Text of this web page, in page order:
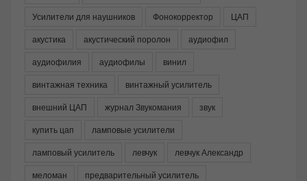
Усилители для наушников
Фонокорректор
ЦАП
акустика
акустический поролон
аудиофил
аудиофилия
аудиофилы
винил
винтажная техника
винтажный усилитель
внешний ЦАП
журнал Звукомания
звук
купить цап
ламповые усилители
ламповый усилитель
левчук
левчук Александр
меломан
предварительный усилитель